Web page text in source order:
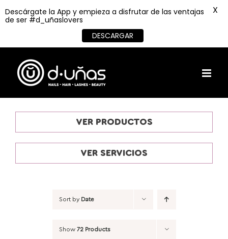
content
VER PRODUCTOS
VER SERVICIOS
Sort by Date
Show 72 Products
Descárgate la App y empieza a disfrutar de las ventajas
de ser #d_uñaslovers
DESCARGAR
X